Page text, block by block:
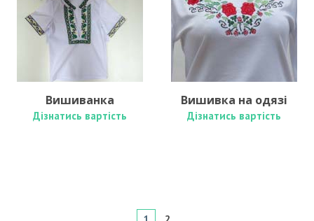
Вишиванка
Дізнатись вартість
Вишивка на одязі
Дізнатись вартість